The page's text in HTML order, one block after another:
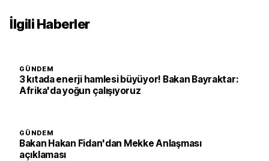
İlgili Haberler
GÜNDEM
3 kıtada enerji hamlesi büyüyor! Bakan Bayraktar:
Afrika'da yoğun çalışıyoruz
GÜNDEM
Bakan Hakan Fidan'dan Mekke Anlaşması
açıklaması